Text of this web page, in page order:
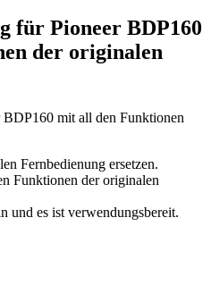
für Pioneer BDP160
der originalen
BDP160 mit all den Funktionen
Fernbedienung ersetzen.
Funktionen der originalen
und es ist verwendungsbereit.